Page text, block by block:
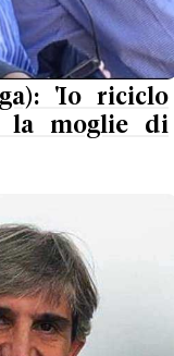
'Io riciclo
la moglie di